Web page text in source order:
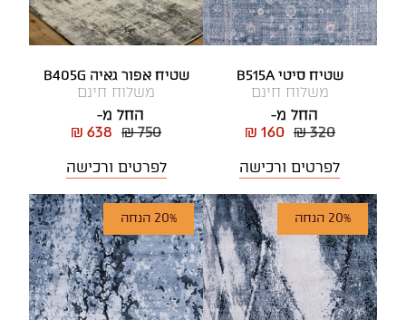
שטיח סיטי B515A
משלוח חינם
החל מ-
₪ 320
₪ 160
לפרטים ורכישה
שטיח אפור גאיה B405G
משלוח חינם
החל מ-
₪ 750
₪ 638
לפרטים ורכישה
20% הנחה 20% הנחה